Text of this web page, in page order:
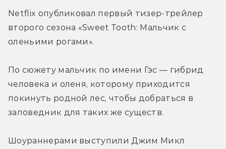
Netflix опубликовал первый тизер-трейлер
второго сезона «Sweet Tooth: Мальчик с
оленьими рогами».
По сюжету мальчик по имени Гэс — гибрид
человека и оленя, которому приходится
покинуть родной лес, чтобы добраться в
заповедник для таких же существ.
Шоураннерами выступили Джим Микл